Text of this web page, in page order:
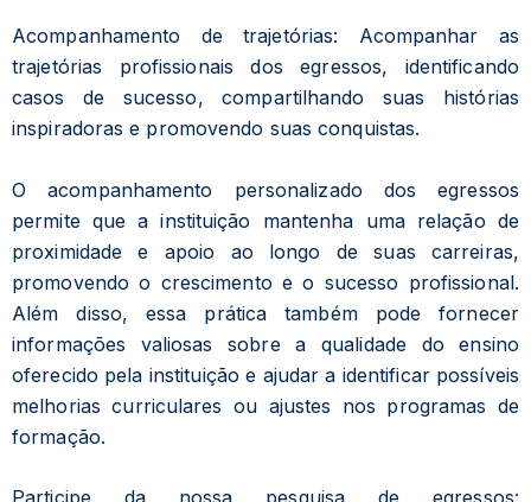
Acompanhamento de trajetórias: Acompanhar as
trajetórias profissionais dos egressos, identificando
casos de sucesso, compartilhando suas histórias
inspiradoras e promovendo suas conquistas.
O acompanhamento personalizado dos egressos
permite que a instituição mantenha uma relação de
proximidade e apoio ao longo de suas carreiras,
promovendo o crescimento e o sucesso profissional.
Além disso, essa prática também pode fornecer
informações valiosas sobre a qualidade do ensino
oferecido pela instituição e ajudar a identificar possíveis
melhorias curriculares ou ajustes nos programas de
formação.